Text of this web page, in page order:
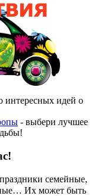
интересных идей о
- выбери лучшее
семейные,
Их может быть